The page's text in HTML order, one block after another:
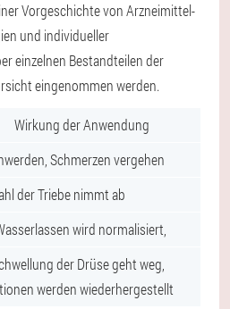
Vorgeschichte von Arzneimittel-
und individueller
einzelnen Bestandteilen der
eingenommen werden.
Wirkung der Anwendung
Schmerzen vergehen
der Triebe nimmt ab
wird normalisiert,
der Drüse geht weg,
werden wiederhergestellt